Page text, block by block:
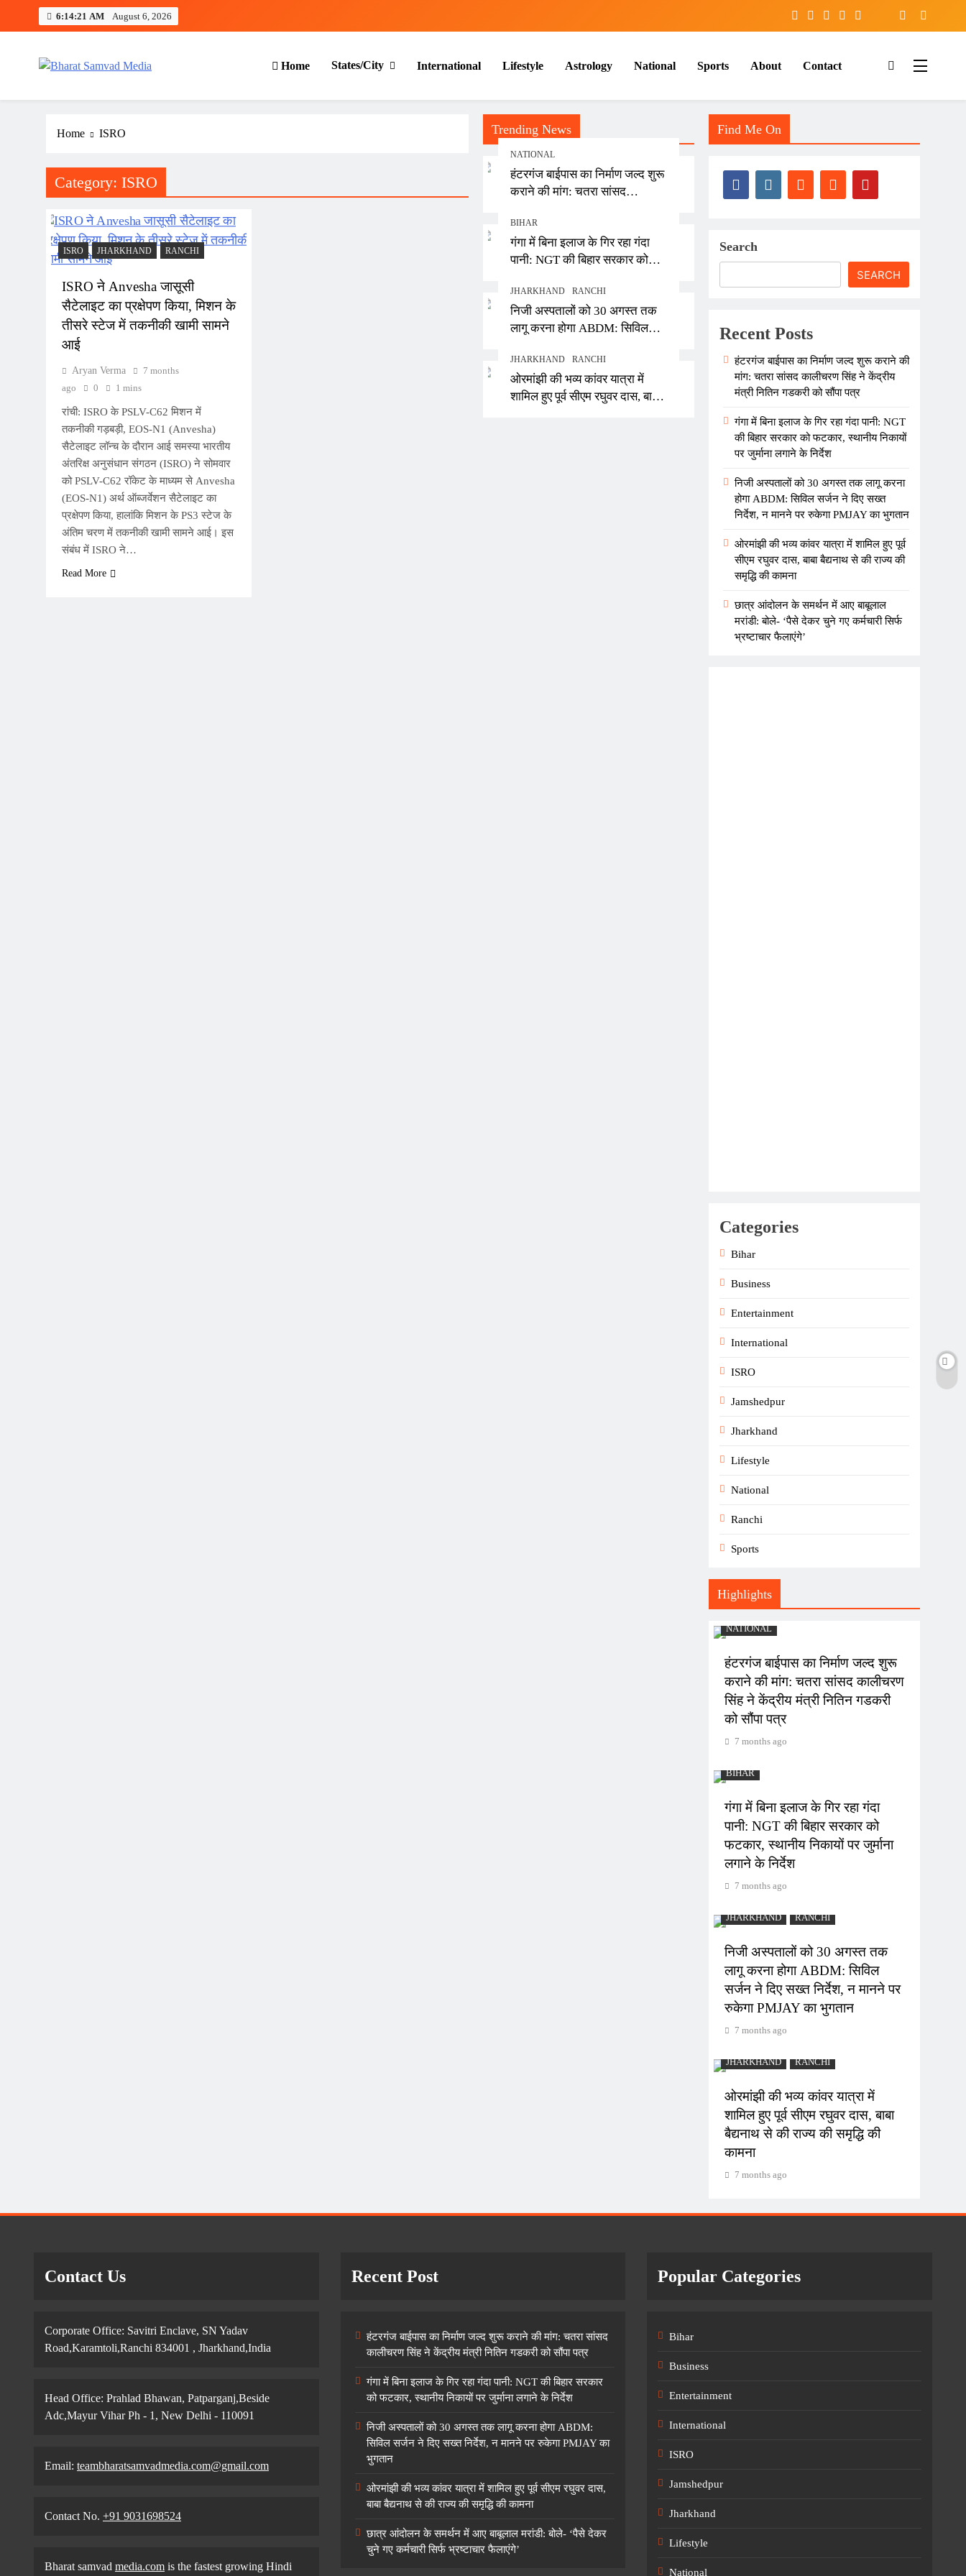
6:14:22 AM August 6, 2026
Home States/City International Lifestyle Astrology National Sports About Contact
Trending News
NATIONAL
हंटरगंज बाईपास का निर्माण जल्द शुरू
कराने की मांग: चतरा सांसद
नितिन गडकरी को सौंपा पत्र
BIHAR
गंगा में बिना इलाज के गिर रहा गंदा
पानी: NGT की बिहार सरकार को
लगाने के निर्देश
JHARKHAND RANCHI
निजी अस्पतालों को 30 अगस्त तक
लागू करना होगा ABDM: सिविल
रुकेगा PMJAY का भुगतान
JHARKHAND RANCHI
ओरमांझी की भव्य कांवर यात्रा में
शामिल हुए पूर्व सीएम रघुवर दास, बाबा
Home ISRO
Category: ISRO
ISRO JHARKHAND RANCHI
ISRO ने Anvesha जासूसी
सैटेलाइट का प्रक्षेपण किया, मिशन के
तीसरे स्टेज में तकनीकी खामी सामने
आई
Aryan Verma
7 months
ago
0 1 mins
रांची: ISRO के PSLV-C62 मिशन में
तकनीकी गड़बड़ी, EOS-N1 (Anvesha)
सैटेलाइट लॉन्च के दौरान आई समस्या भारतीय
अंतरिक्ष अनुसंधान संगठन (ISRO) ने सोमवार
को PSLV-C62 रॉकेट के माध्यम से Anvesha
(EOS-N1) अर्थ ऑब्जर्वेशन सैटेलाइट का
प्रक्षेपण किया, हालांकि मिशन के PS3 स्टेज के
अंतिम चरण में तकनीकी खामी सामने आई। इस
संबंध में ISRO ने…
Read More
Find Me On
Search
SEARCH
Recent Posts
हंटरगंज बाईपास का निर्माण जल्द शुरू कराने की
मांग: चतरा सांसद कालीचरण सिंह ने केंद्रीय
मंत्री नितिन गडकरी को सौंपा पत्र
गंगा में बिना इलाज के गिर रहा गंदा पानी: NGT
की बिहार सरकार को फटकार, स्थानीय निकायों
पर जुर्माना लगाने के निर्देश
निजी अस्पतालों को 30 अगस्त तक लागू करना
होगा ABDM: सिविल सर्जन ने दिए सख्त
निर्देश, न मानने पर रुकेगा PMJAY का भुगतान
ओरमांझी की भव्य कांवर यात्रा में शामिल हुए पूर्व
सीएम रघुवर दास, बाबा बैद्यनाथ से की राज्य की
समृद्धि की कामना
छात्र आंदोलन के समर्थन में आए बाबूलाल
मरांडी: बोले- ‘पैसे देकर चुने गए कर्मचारी सिर्फ
भ्रष्टाचार फैलाएंगे’
Categories
Bihar
Business
Entertainment
International
ISRO
Jamshedpur
Jharkhand
Lifestyle
National
Ranchi
Sports
Highlights
NATIONAL
हंटरगंज बाईपास का निर्माण जल्द शुरू
कराने की मांग: चतरा सांसद कालीचरण
सिंह ने केंद्रीय मंत्री नितिन गडकरी
को सौंपा पत्र
7 months ago
BIHAR
गंगा में बिना इलाज के गिर रहा गंदा
पानी: NGT की बिहार सरकार को
फटकार, स्थानीय निकायों पर जुर्माना
लगाने के निर्देश
7 months ago
JHARKHAND RANCHI
निजी अस्पतालों को 30 अगस्त तक
लागू करना होगा ABDM: सिविल
सर्जन ने दिए सख्त निर्देश, न मानने पर
रुकेगा PMJAY का भुगतान
7 months ago
JHARKHAND RANCHI
ओरमांझी की भव्य कांवर यात्रा में
शामिल हुए पूर्व सीएम रघुवर दास, बाबा
बैद्यनाथ से की राज्य की समृद्धि की
कामना
7 months ago
Contact Us
Corporate Office: Savitri Enclave, SN Yadav
Road,Karamtoli,Ranchi 834001 , Jharkhand,India
Head Office: Prahlad Bhawan, Patparganj,Beside
Adc,Mayur Vihar Ph - 1, New Delhi - 110091
Email: teambharatsamvadmedia.com@gmail.com
Contact No. ‪ +91 9031698524
Bharat samvad media.com is the fastest growing Hindi
Recent Post
हंटरगंज बाईपास का निर्माण जल्द शुरू कराने की मांग: चतरा सांसद
कालीचरण सिंह ने केंद्रीय मंत्री नितिन गडकरी को सौंपा पत्र
गंगा में बिना इलाज के गिर रहा गंदा पानी: NGT की बिहार सरकार
को फटकार, स्थानीय निकायों पर जुर्माना लगाने के निर्देश
निजी अस्पतालों को 30 अगस्त तक लागू करना होगा ABDM:
सिविल सर्जन ने दिए सख्त निर्देश, न मानने पर रुकेगा PMJAY का
भुगतान
ओरमांझी की भव्य कांवर यात्रा में शामिल हुए पूर्व सीएम रघुवर दास,
बाबा बैद्यनाथ से की राज्य की समृद्धि की कामना
छात्र आंदोलन के समर्थन में आए बाबूलाल मरांडी: बोले- ‘पैसे देकर
चुने गए कर्मचारी सिर्फ भ्रष्टाचार फैलाएंगे’
Popular Categories
Bihar
Business
Entertainment
International
ISRO
Jamshedpur
Jharkhand
Lifestyle
National